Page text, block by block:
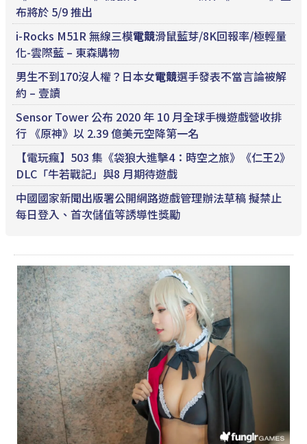
布將於 5/9 推出
i-Rocks M51R 無線三模電競滑鼠藍芽/8K回報率/極輕量
化-雲際藍 – 東森購物
男生不到170沒人權？日本女電競選手發表不當言論被解
約 – 壹讀
Sensor Tower 公布 2020 年 10 月全球手機遊戲營收排
行 《原神》以 2.39 億美元空降第一名
【電玩瘋】503 集《袋狼大進擊4：時空之旅》《仁王2》
DLC「牛若戰記」與8 月期待遊戲
中國國家新聞出版署公開網路遊戲管理辦法草稿 擬禁止
每日登入、首次儲值等誘導性獎勵